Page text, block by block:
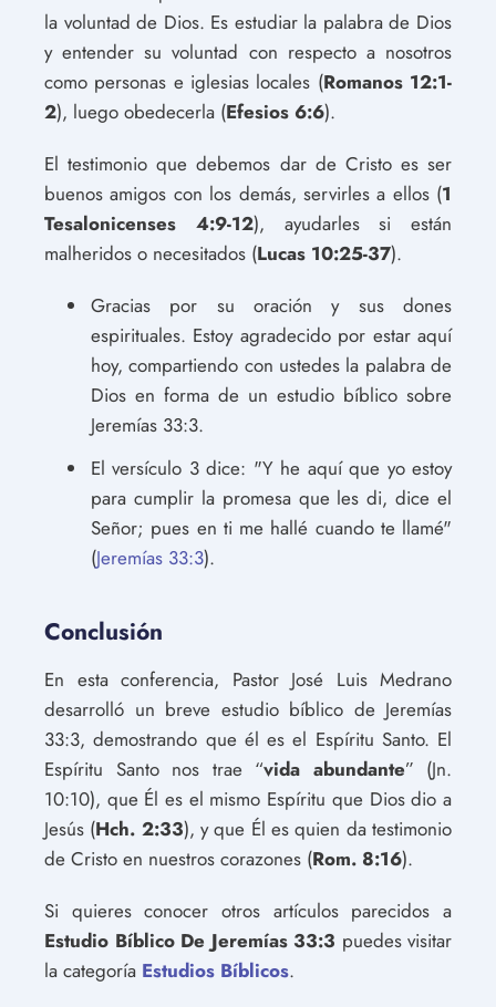
la voluntad de Dios. Es estudiar la palabra de Dios
y entender su voluntad con respecto a nosotros
como personas e iglesias locales (Romanos 12:1-
2), luego obedecerla (Efesios 6:6).
El testimonio que debemos dar de Cristo es ser
buenos amigos con los demás, servirles a ellos (1
Tesalonicenses 4:9-12), ayudarles si están
malheridos o necesitados (Lucas 10:25-37).
Gracias por su oración y sus dones
espirituales. Estoy agradecido por estar aquí
hoy, compartiendo con ustedes la palabra de
Dios en forma de un estudio bíblico sobre
Jeremías 33:3.
El versículo 3 dice: "Y he aquí que yo estoy
para cumplir la promesa que les di, dice el
Señor; pues en ti me hallé cuando te llamé"
(Jeremías 33:3).
Conclusión
En esta conferencia, Pastor José Luis Medrano
desarrolló un breve estudio bíblico de Jeremías
33:3, demostrando que él es el Espíritu Santo. El
Espíritu Santo nos trae “vida abundante” (Jn.
10:10), que Él es el mismo Espíritu que Dios dio a
Jesús (Hch. 2:33), y que Él es quien da testimonio
de Cristo en nuestros corazones (Rom. 8:16).
Si quieres conocer otros artículos parecidos a
Estudio Bíblico De Jeremías 33:3 puedes visitar
la categoría Estudios Bíblicos.